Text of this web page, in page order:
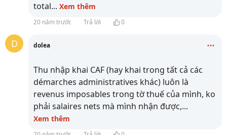
total... Xem thêm
20 năm trước Trả lời 0
D dolea
Thu nhập khai CAF (hay khai trong tất cả các
démarches administratives khác) luôn là
revenus imposables trong tờ thuế của mình, ko
phải salaires nets mà mình nhận được,...
Xem thêm